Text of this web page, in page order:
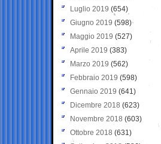
Luglio 2019 (654)
Giugno 2019 (598)
Maggio 2019 (527)
Aprile 2019 (383)
Marzo 2019 (562)
Febbraio 2019 (598)
Gennaio 2019 (641)
Dicembre 2018 (623)
Novembre 2018 (603)
Ottobre 2018 (631)